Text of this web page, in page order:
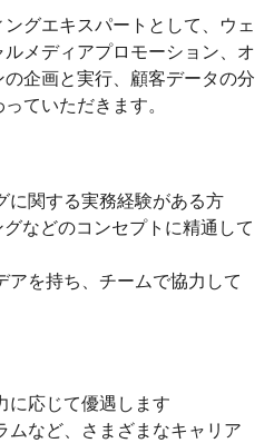
グエキスパートとして、ウェ
メディアプロモーション、オ
企画と実行、顧客データの分
ていただきます。
に関する実務経験がある方
グなどのコンセプトに精通して
アを持ち、チームで協力して
に応じて優遇します
ムなど、さまざまなキャリア